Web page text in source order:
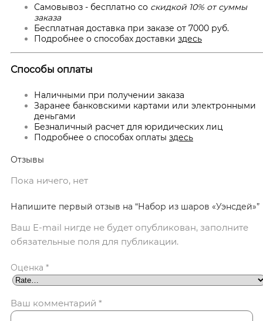
Самовывоз - бесплатно со скидкой 10% от суммы
заказа
Бесплатная доставка при заказе от 7000 руб.
Подробнее о способах доставки здесь
Способы оплаты
Наличными при получении заказа
Заранее банковскими картами или электронными
деньгами
Безналичный расчет для юридических лиц
Подробнее о способах оплаты здесь
Отзывы
Пока ничего, нет
Напишите первый отзыв на “Набор из шаров «Уэнсдей»”
Ваш E-mail нигде не будет опубликован, заполните
обязательные поля для публикации.
Оценка *
Ваш комментарий *